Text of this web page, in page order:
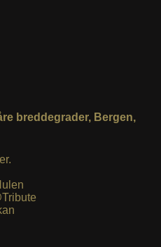
breddegrader, Bergen,